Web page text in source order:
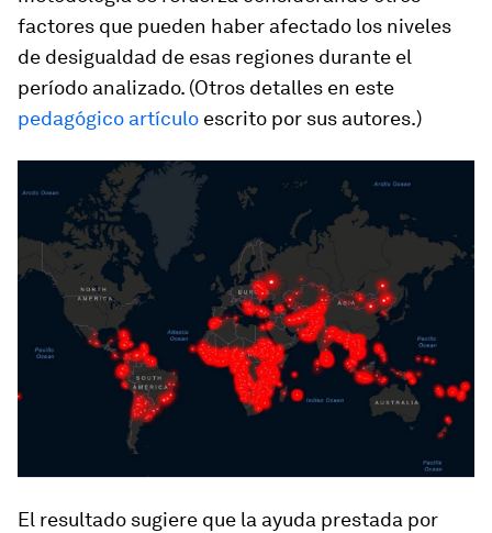
factores que pueden haber afectado los niveles
de desigualdad de esas regiones durante el
período analizado. (Otros detalles en este
pedagógico artículo escrito por sus autores.)
El resultado sugiere que la ayuda prestada por